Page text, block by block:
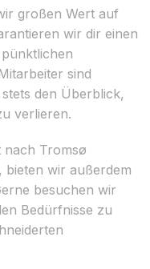
großen Wert auf
wir dir einen
sind
den Überblick,
verlieren.
nach Tromsø
bieten wir außerdem
besuchen wir
Bedürfnisse zu